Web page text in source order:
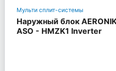
Мульти сплит-системы
Наружный блок
ASO - HMZK1 Inverter